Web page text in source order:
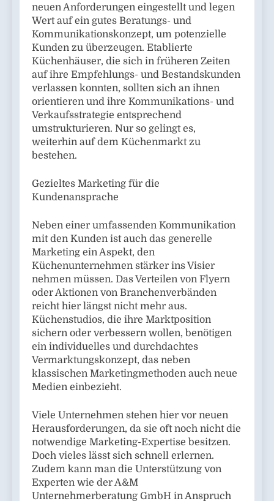
neuen Anforderungen eingestellt und legen
Wert auf ein gutes Beratungs- und
Kommunikationskonzept, um potenzielle
Kunden zu überzeugen. Etablierte
Küchenhäuser, die sich in früheren Zeiten
auf ihre Empfehlungs- und Bestandskunden
verlassen konnten, sollten sich an ihnen
orientieren und ihre Kommunikations- und
Verkaufsstrategie entsprechend
umstrukturieren. Nur so gelingt es,
weiterhin auf dem Küchenmarkt zu
bestehen.
Gezieltes Marketing für die
Kundenansprache
Neben einer umfassenden Kommunikation
mit den Kunden ist auch das generelle
Marketing ein Aspekt, den
Küchenunternehmen stärker ins Visier
nehmen müssen. Das Verteilen von Flyern
oder Aktionen von Branchenverbänden
reicht hier längst nicht mehr aus.
Küchenstudios, die ihre Marktposition
sichern oder verbessern wollen, benötigen
ein individuelles und durchdachtes
Vermarktungskonzept, das neben
klassischen Marketingmethoden auch neue
Medien einbezieht.
Viele Unternehmen stehen hier vor neuen
Herausforderungen, da sie oft noch nicht die
notwendige Marketing-Expertise besitzen.
Doch vieles lässt sich schnell erlernen.
Zudem kann man die Unterstützung von
Experten wie der A&M
Unternehmerberatung GmbH in Anspruch